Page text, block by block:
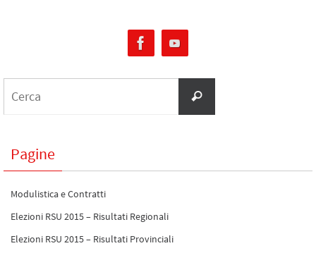
Pagine
Modulistica e Contratti
Elezioni RSU 2015 – Risultati Regionali
Elezioni RSU 2015 – Risultati Provinciali